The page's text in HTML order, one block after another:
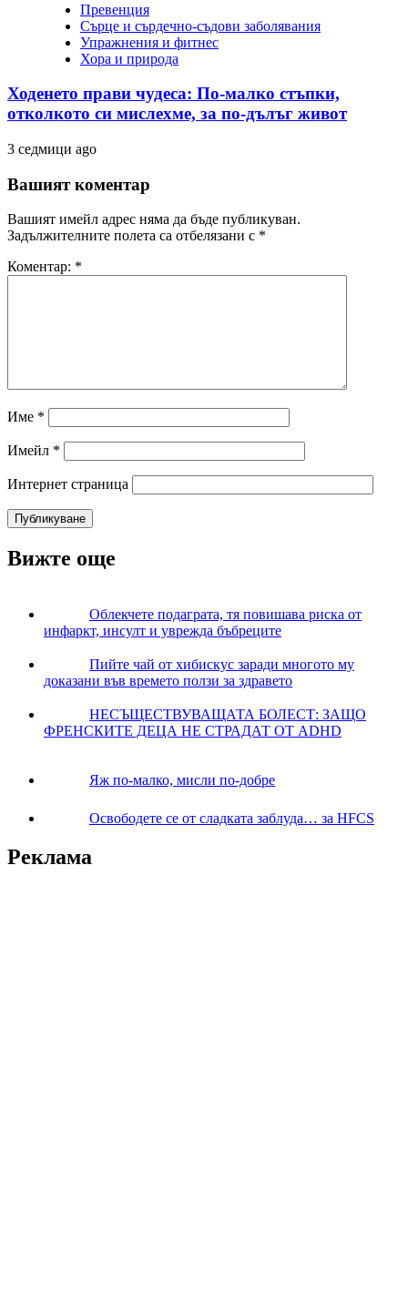
Превенция
Сърце и сърдечно-съдови заболявания
Упражнения и фитнес
Хора и природа
Ходенето прави чудеса: По-малко стъпки,
отколкото си мислехме, за по-дълъг живот
3 седмици ago
Вашият коментар
Вашият имейл адрес няма да бъде публикуван.
Задължителните полета са отбелязани с *
Коментар: *
Име *
Имейл *
Интернет страница
Вижте още
Облекчете подаграта, тя повишава риска от
инфаркт, инсулт и уврежда бъбреците
Пийте чай от хибискус заради многото му
доказани във времето ползи за здравето
НЕСЪЩЕСТВУВАЩАТА БОЛЕСТ: ЗАЩО
ФРЕНСКИТЕ ДЕЦА НЕ СТРАДАТ ОТ ADHD
Яж по-малко, мисли по-добре
Освободете се от сладката заблуда… за HFCS
Реклама